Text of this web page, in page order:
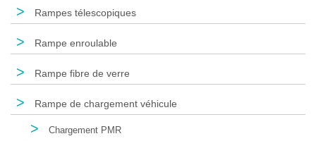
> Rampes télescopiques
> Rampe enroulable
> Rampe fibre de verre
> Rampe de chargement véhicule
> Chargement PMR